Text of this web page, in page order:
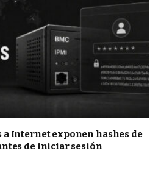
a Internet exponen hashes de
de iniciar sesión